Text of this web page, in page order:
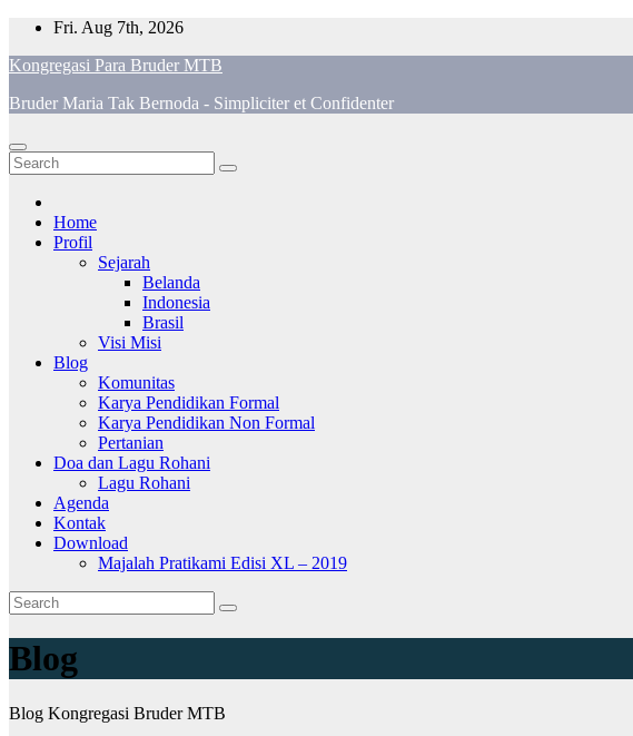
Skip
content
Fri. Aug 7th, 2026
Kongregasi Para Bruder MTB
Bruder Maria Tak Bernoda - Simpliciter et Confidenter
Home
Profil
Sejarah
Belanda
Indonesia
Brasil
Visi Misi
Blog
Komunitas
Karya Pendidikan Formal
Karya Pendidikan Non Formal
Pertanian
Doa dan Lagu Rohani
Lagu Rohani
Agenda
Kontak
Download
Majalah Pratikami Edisi XL – 2019
Blog
Blog Kongregasi Bruder MTB